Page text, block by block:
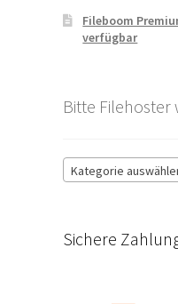
Fileboom
verfügbar
Bitte Filehoster
Kategorie
Sichere